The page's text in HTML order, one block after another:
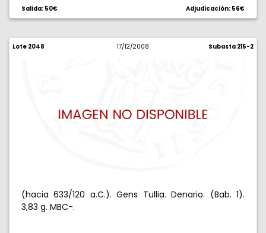
Salida: 50€ Adjudicación: 56€
Lote 2048 17/12/2008 Subasta 215-2
(hacia 633/120 a.C.). Gens Tullia. Denario. (Bab. 1).
3,83 g. MBC-.